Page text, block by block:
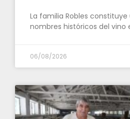
La familia Robles constituye
nombres históricos del vino
06/08/2026